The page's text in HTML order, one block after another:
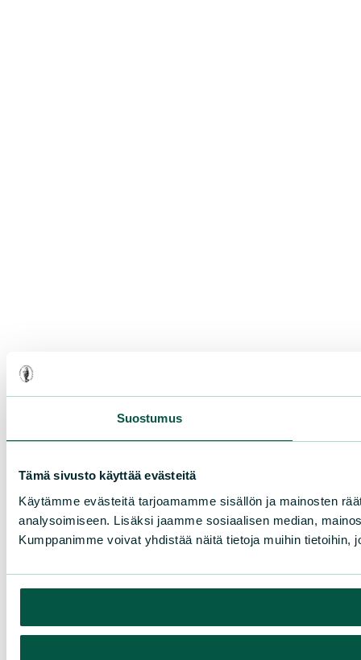
Suostumus
Tämä sivusto käyttää evästeitä
Käytämme evästeitä tarjoamamme sisällön ja mainosten
analysoimiseen. Lisäksi jaamme sosiaalisen median,
Kumppanimme voivat yhdistää näitä tietoja muihin tietoihin,